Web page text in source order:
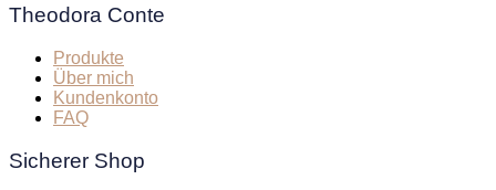
259,00 €159,00 €.
Theodora Conte
Produkte
Über mich
Kundenkonto
FAQ
Sicherer Shop